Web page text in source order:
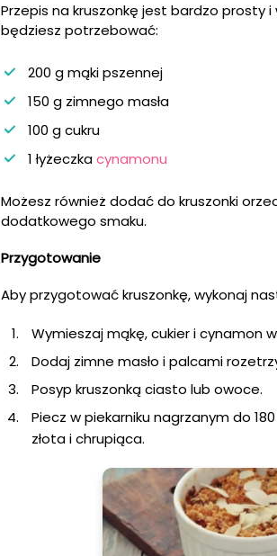
Przepis na kruszonkę jest bardzo prosty
będziesz potrzebować:
200 g mąki pszennej
150 g zimnego masła
100 g cukru
1 łyżeczkacynamonu
Możesz również dodać do kruszonki
dodatkowego smaku.
Przygotowanie
Aby przygotować kruszonkę, wykonaj
Wymieszaj mąkę, cukier i cynamon
Dodaj zimne masło i palcami
Posyp kruszonką ciasto lub owoce.
Piecz w piekarniku nagrzanym do
złota i chrupiąca.